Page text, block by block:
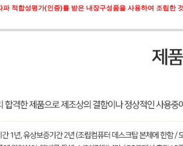
파 적합성평가(인증)를 받은 내장구성품을 사용하여 조립한